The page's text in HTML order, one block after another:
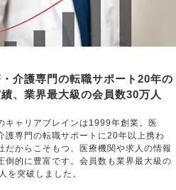
介護専門の転職サポート20年の
、業界最大級の会員数30万人
キャリアブレインは1999年創業。医
護専門の転職サポートに20年以上携わ
だからこそもつ、医療機関や求人の情報
倒的に豊富です。会員数も業界最大級の
を突破しました。